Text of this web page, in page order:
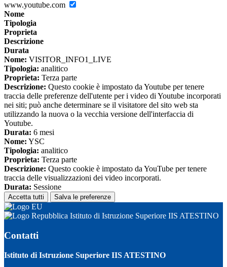
www.youtube.com
Nome
Tipologia
Proprieta
Descrizione
Durata
Nome: VISITOR_INFO1_LIVE
Tipologia: analitico
Proprieta: Terza parte
Descrizione: Questo cookie è impostato da Youtube per tenere
traccia delle preferenze dell'utente per i video di Youtube incorporati
nei siti; può anche determinare se il visitatore del sito web sta
utilizzando la nuova o la vecchia versione dell'interfaccia di
Youtube.
Durata: 6 mesi
Nome: YSC
Tipologia: analitico
Proprieta: Terza parte
Descrizione: Questo cookie è impostato da YouTube per tenere
traccia delle visualizzazioni dei video incorporati.
Durata: Sessione
Accetta tutti Salva le preferenze
Istituto di Istruzione Superiore IIS ATESTINO
Contatti
Istituto di Istruzione Superiore IIS ATESTINO